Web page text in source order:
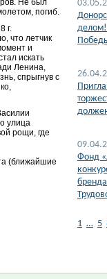
Не был
погиб.
г.
что летчик
и
искать
Ленина,
спрыгнув с
улица
рощи, где
(ближайшие
Фонд
1 … 5